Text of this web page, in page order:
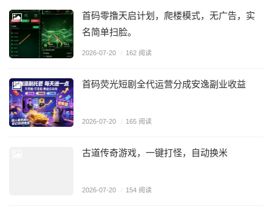
首码零撸天启计划，爬楼模式，无广告，实
名简单扫脸。
2026-07-20 / 162 阅读
首码荧光短剧全代运营分成安逸副业收益
2026-07-20 / 165 阅读
古道传奇游戏，一键打怪，自动换米
2026-07-20 / 154 阅读